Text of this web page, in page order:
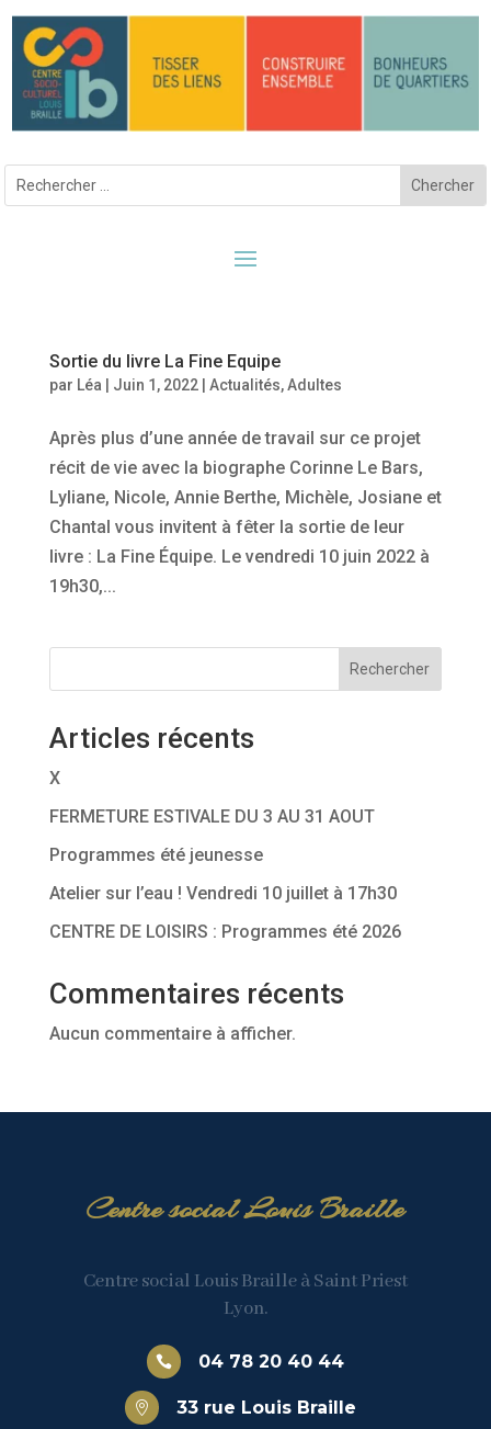
Sortie du livre La Fine Equipe
par Léa Juin 1, 2022| Actualités,Adultes
Après plus d’une année de travail sur ce projet
récit de vie avec la biographe Corinne Le Bars,
Lyliane, Nicole, Annie Berthe, Michèle, Josiane et
Chantal vous invitent à fêter la sortie de leur
livre : La Fine Équipe. Le vendredi 10 juin 2022 à
19h30,...
Rechercher
Articles récents
X
FERMETURE ESTIVALE DU 3 AU 31 AOUT
Programmes été jeunesse
Atelier sur l’eau ! Vendredi 10 juillet à 17h30
CENTRE DE LOISIRS : Programmes été 2026
Commentaires récents
Aucun commentaire à afficher.
Centre social Louis Braille
Centre social Louis Braille à Saint Priest
Lyon.
 04 78 20 40 44

33 rue Louis Braille